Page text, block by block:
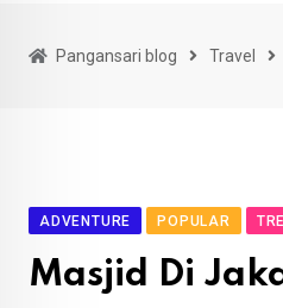
Pangansari blog Travel
ADVENTURE POPULAR
Masjid Di